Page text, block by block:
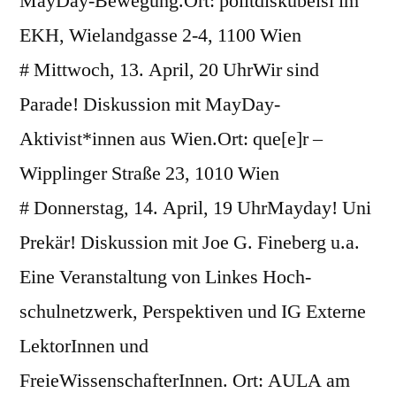
EKH, Wielandgasse 2-4, 1100 Wien
# Mittwoch, 13. April, 20 UhrWir sind
Parade! Diskussion mit MayDay-
Aktivist*innen aus Wien.Ort: que[e]r –
Wipplinger Straße 23, 1010 Wien
# Donnerstag, 14. April, 19 UhrMayday! Uni
Prekär! Diskussion mit Joe G. Fineberg u.a.
Eine Veranstaltung von Linkes Hoch-
schulnetzwerk, Perspektiven und IG Externe
LektorInnen und
FreieWissenschafterInnen. Ort: AULA am